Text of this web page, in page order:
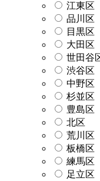
江東区
品川区
目黒区
大田区
世田谷
渋谷区
中野区
杉並区
豊島区
北区
荒川区
板橋区
練馬区
足立区